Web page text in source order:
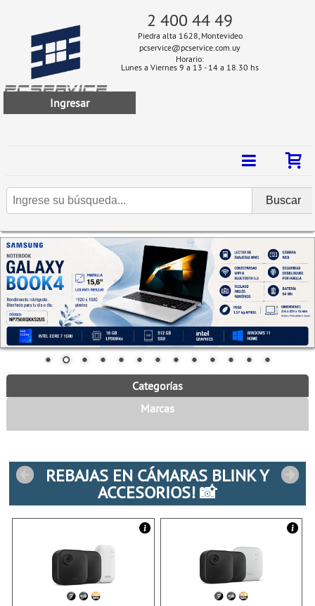
2 400 44 49
Piedra alta 1628, Montevideo
pcservice@pcservice.com.uy
Horario:
Lunes a Viernes 9 a 13 - 14 a 18.30 hs
Ingresar
Categorías
Marcas
REBAJAS EN CÁMARAS BLINK Y
ACCESORIOS! 📸